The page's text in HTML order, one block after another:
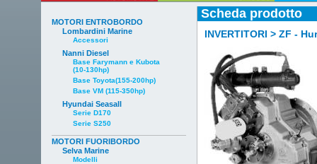
MOTORI ENTROBORDO
Lombardini Marine
Accessori
Nanni Diesel
Base Farymann e Kubota
(10-130hp)
Base Toyota(155-200hp)
Base VM (115-350hp)
Hyundai Seasall
Serie D170
Serie S250
MOTORI FUORIBORDO
Selva Marine
Modelli
Scheda prodotto
INVERTITORI > ZF -